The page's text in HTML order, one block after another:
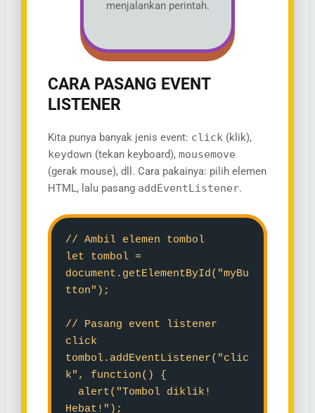
menjalankan perintah.
CARA PASANG EVENT
LISTENER
Kita punya banyak jenis event: click (klik),
keydown (tekan keyboard), mousemove
(gerak mouse), dll. Cara pakainya: pilih elemen
HTML, lalu pasang addEventListener.
// Ambil elemen tombol
let tombol =
document.getElementById("myBu
tton");
// Pasang event listener
click
tombol.addEventListener("clic
k", function() {
alert("Tombol diklik!
Hebat!");